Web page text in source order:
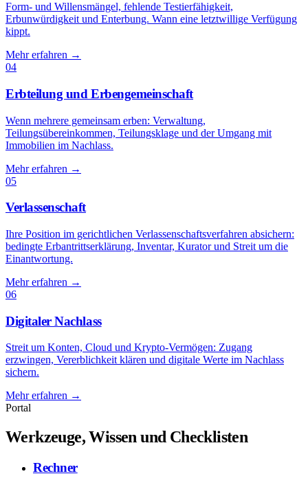
Form- und Willensmängel, fehlende Testierfähigkeit,
Erbunwürdigkeit und Enterbung. Wann eine letztwillige Verfügung
kippt.
Mehr erfahren →
04
Erbteilung und Erbengemeinschaft
Wenn mehrere gemeinsam erben: Verwaltung,
Teilungsübereinkommen, Teilungsklage und der Umgang mit
Immobilien im Nachlass.
Mehr erfahren →
05
Verlassenschaft
Ihre Position im gerichtlichen Verlassenschaftsverfahren absichern:
bedingte Erbantrittserklärung, Inventar, Kurator und Streit um die
Einantwortung.
Mehr erfahren →
06
Digitaler Nachlass
Streit um Konten, Cloud und Krypto-Vermögen: Zugang
erzwingen, Vererblichkeit klären und digitale Werte im Nachlass
sichern.
Mehr erfahren →
Portal
Werkzeuge, Wissen und Checklisten
Rechner